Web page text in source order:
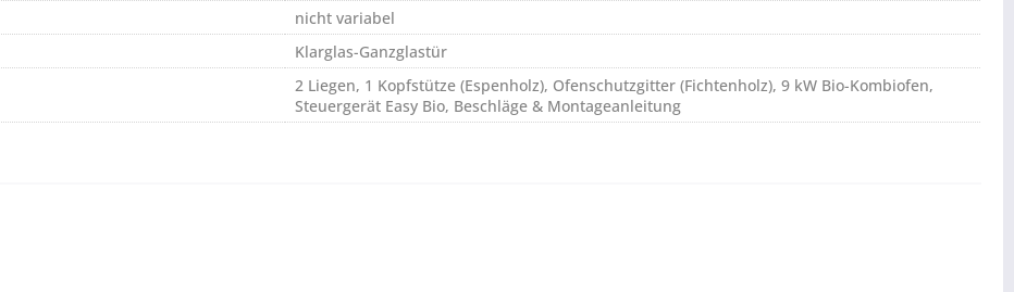
nicht variabel
Klarglas-Ganzglastür
2 Liegen, 1 Kopfstütze (Espenholz), Ofenschutzgitter (Fichtenholz), 9 kW Bio-Kombiofen,
Steuergerät Easy Bio, Beschläge & Montageanleitung